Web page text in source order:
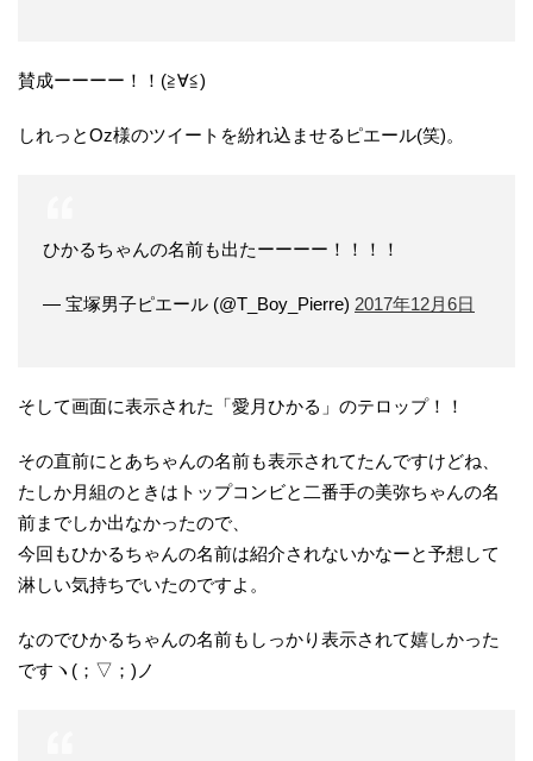
賛成ーーーー！！(≧∀≦)
しれっとOz様のツイートを紛れ込ませるピエール(笑)。
ひかるちゃんの名前も出たーーーー！！！！
— 宝塚男子ピエール (@T_Boy_Pierre) 2017年12月6日
そして画面に表示された「愛月ひかる」のテロップ！！
その直前にとあちゃんの名前も表示されてたんですけどね、
たしか月組のときはトップコンビと二番手の美弥ちゃんの名
前までしか出なかったので、
今回もひかるちゃんの名前は紹介されないかなーと予想して
淋しい気持ちでいたのですよ。
なのでひかるちゃんの名前もしっかり表示されて嬉しかった
ですヽ(；▽；)ノ